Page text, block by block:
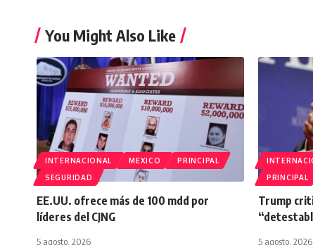
You Might Also Like
INTERNACIONAL MEXICO
PRINCIPAL
SEGURIDAD
EE.UU. ofrece más de 100 mdd por
líderes del CJNG
5 agosto, 2026
PRINCIPAL
Trump
5 agosto, 2026